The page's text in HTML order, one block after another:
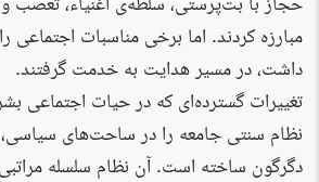
مبارزه کردند. اما برخی مناسبات اجتماعی
داشت، در مسیر هدایت به خدمت گرفتند.
تغییرات گسترده‌ای که در حیات اجتماعی
نظام سنتی جامعه را در ساحت‌های
دگرگون ساخته است. آن نظام سلسله